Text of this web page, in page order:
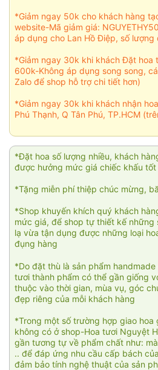
*Giảm ngay 50k cho khách hàng
website-Mã giảm giá:
áp dụng cho Lan Hồ Điệp, số lượng
*Giảm ngay 30k khi khách Đặt hoa
600k-Không áp dụng song song,
Zalo để shop hỗ trợ chi tiết hơn)
*Giảm ngay 30k khi khách nhận
Phú Thạnh, Q Tân Phú, TP.HCM
*Đặt hoa số lượng nhiều, khách
được hưởng mức giá chiếc khấu tốt
*Tặng miễn phí thiệp chúc mừng,
*Shop khuyến khích quý khách
mức giá, để shop tự thiết kế những
lạ vừa tận dụng được những loại
đụng hàng
*Do đặt thù là sản phẩm
tươi thành phẩm có thể gần giống
thuộc vào thời gian, mùa vụ, góc
đẹp riêng của mỗi khách hàng
*Trong một số trường hợp giao hoa
không có ở shop-Hoa tươi Nguyệt
gần tương tự về phẩm chất như:
.. để đáp ứng nhu cầu cấp bách
đảm bảo tính nghệ thuật của sản